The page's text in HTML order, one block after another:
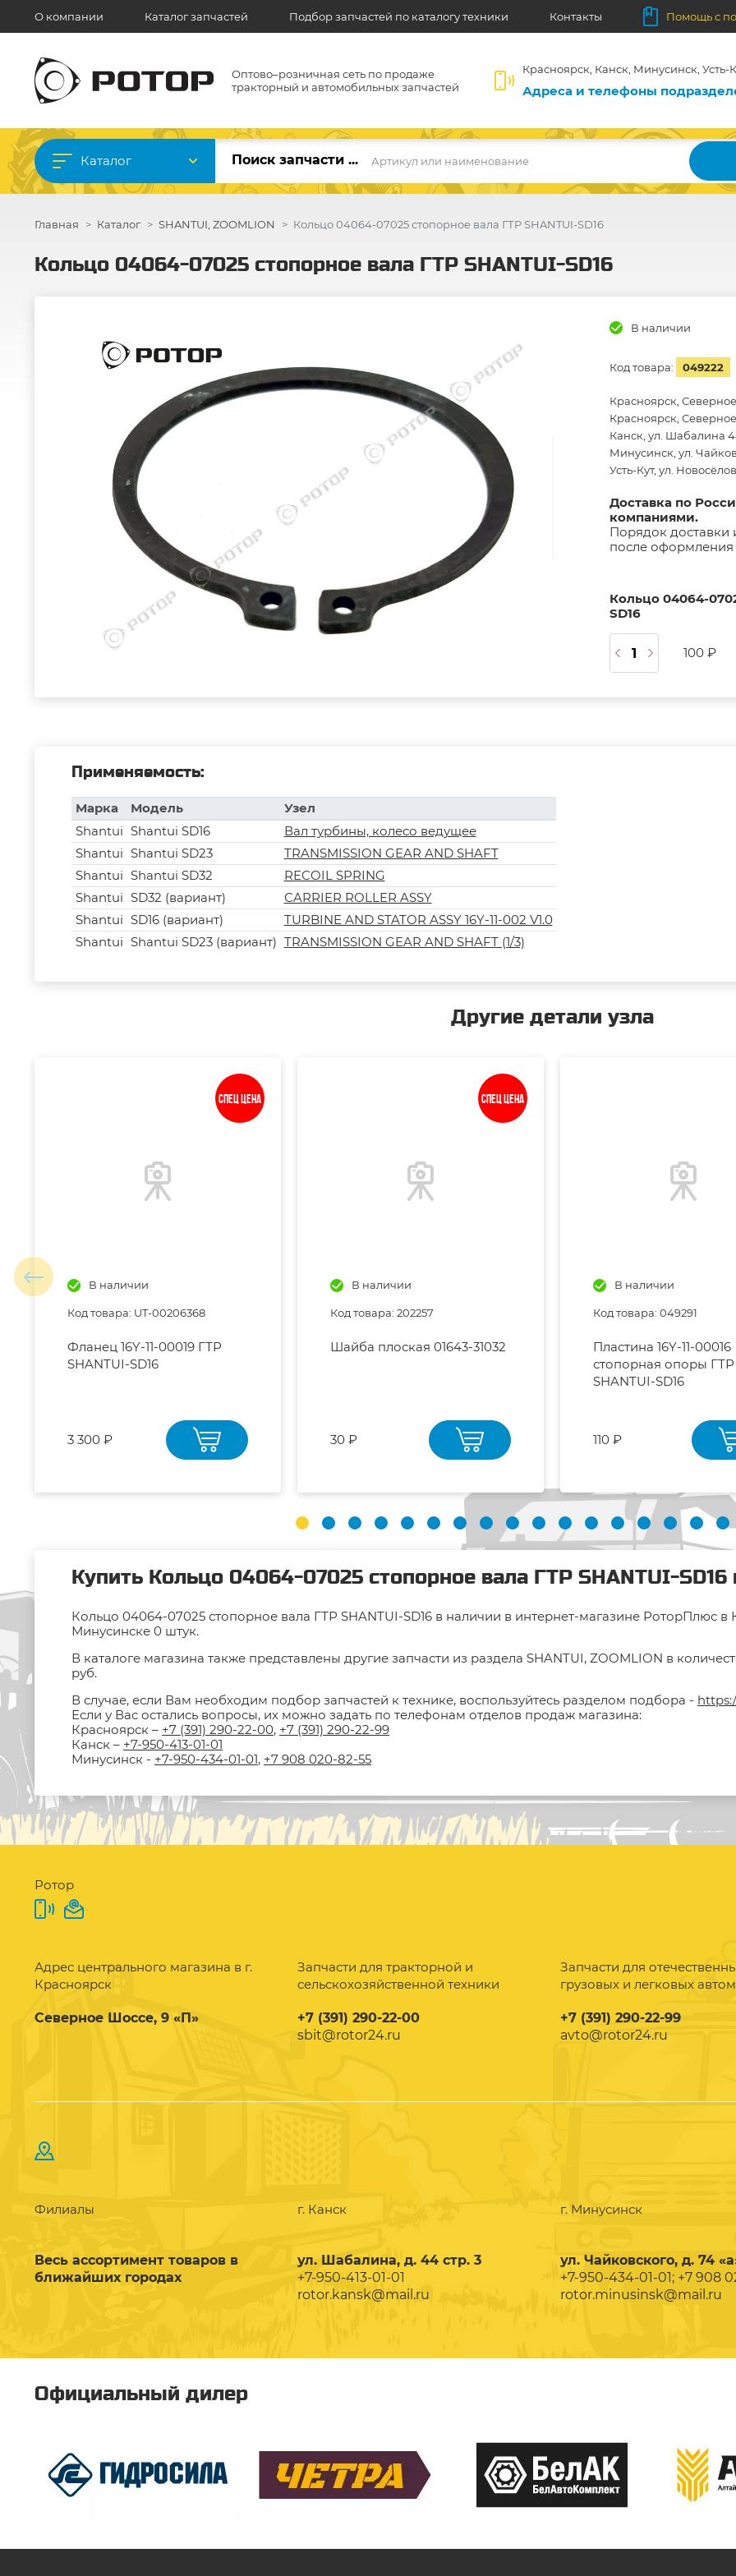
О компании Каталог запчастей Подбор запчастей по каталогу техники Контакты Помощь с
Оптово–розничная сеть по продаже
тракторный и автомобильных запчастей
Красноярск, Канск, Минусинск, Усть-
Адреса и телефоны
Каталог Артикул или наименование
Главная Каталог SHANTUI, ZOOMLION Кольцо 04064-07025 стопорное вала ГТР SHANTUI-SD16
Кольцо 04064-07025 стопорное вала ГТР SHANTUI-SD16
В наличии
Код товара: 049222
Красноярск,
Красноярск,
Канск, ул. Шабалина
Минусинск, ул.
Усть-Кут, ул.
Доставка по
компаниями.
Порядок доставки
после оформления
Кольцо 04064-
SD16
100 ₽
Применяемость:
Марка Модель
Узел
Shantui Shantui SD16
Вал турбины, колесо ведущее
Shantui Shantui SD23
TRANSMISSION GEAR AND SHAFT
Shantui Shantui SD32
RECOIL SPRING
Shantui SD32 (вариант)
CARRIER ROLLER ASSY
Shantui SD16 (вариант)
TURBINE AND STATOR ASSY 16Y-11-002 V1.0
Shantui Shantui SD23 (вариант) TRANSMISSION GEAR AND SHAFT (1/3)
Другие детали узла
Спец цена
В наличии
Код товара: UT-00206368
Фланец 16Y-11-00019 ГТР
SHANTUI-SD16
3 300 ₽
Спец цена
В наличии
Код товара: 202257
Шайба плоская 01643-31032
30 ₽
В наличии
Код товара: 049291
Пластина 16Y-11-00016
стопорная опоры ГТР
SHANTUI-SD16
110 ₽
Купить Кольцо 04064-07025 стопорное вала ГТР SHANTUI-SD16
Кольцо 04064-07025 стопорное вала ГТР SHANTUI-SD16 в наличии в интернет-магазине РоторПлюс в
Минусинске 0 штук.
В каталоге магазина также представлены другие запчасти из раздела SHANTUI, ZOOMLION в
руб.
В случае, если Вам необходим подбор запчастей к технике, воспользуйтесь разделом подбора -
Если у Вас остались вопросы, их можно задать по телефонам отделов продаж магазина:
Красноярск – +7 (391) 290-22-00, +7 (391) 290-22-99
Канск – +7-950-413-01-01
Минусинск - +7-950-434-01-01, +7 908 020-82-55
Ротор
Адрес центрального магазина в г.
Красноярск
Северное Шоссе, 9 «П»
Запчасти для тракторной и
сельскохозяйственной техники
+7 (391) 290-22-00
sbit@rotor24.ru
Запчасти для
грузовых и легковых
+7 (391) 290-22-99
avto@rotor24.ru
Филиалы
Весь ассортимент товаров в
ближайших городах
г. Канск
ул. Шабалина, д. 44 стр. 3
+7-950-413-01-01
rotor.kansk@mail.ru
г. Минусинск
ул. Чайковского, д. 74
+7-950-434-01-01; +7 908
rotor.minusinsk@mail.ru
Официальный дилер